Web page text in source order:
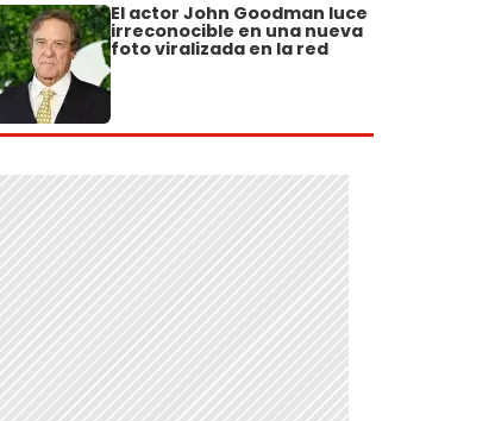
El actor John Goodman luce
irreconocible en una nueva
foto viralizada en la red